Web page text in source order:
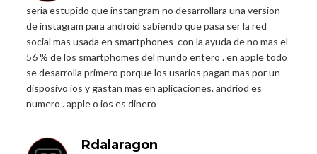
seria estupido que instangram no desarrollara una version
de instagram para android sabiendo que pasa ser la red
social mas usada en smartphones con la ayuda de no mas el
56 % de los smartphomes del mundo entero . en apple todo
se desarrolla primero porque los usarios pagan mas por un
disposivo ios y gastan mas en aplicaciones. andriod es
numero . apple o ios es dinero
Rdalaragon